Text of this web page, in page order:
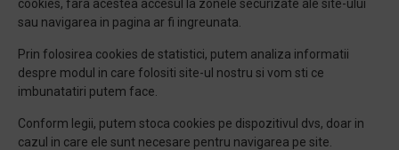
cookies, fara acestea accesul la zonele securizate ale site-ului
sau navigarea in pagina ar fi ingreunata.
Prin folosirea cookies de statistici, putem analiza informatii
despre modul in care folositi site-ul nostru si vom sti ce
imbunatatiri putem face.
Conform legii, putem stoca cookies pe dispozitivul dvs, doar in
cazul in care ele sunt necesare pentru navigarea pe site.